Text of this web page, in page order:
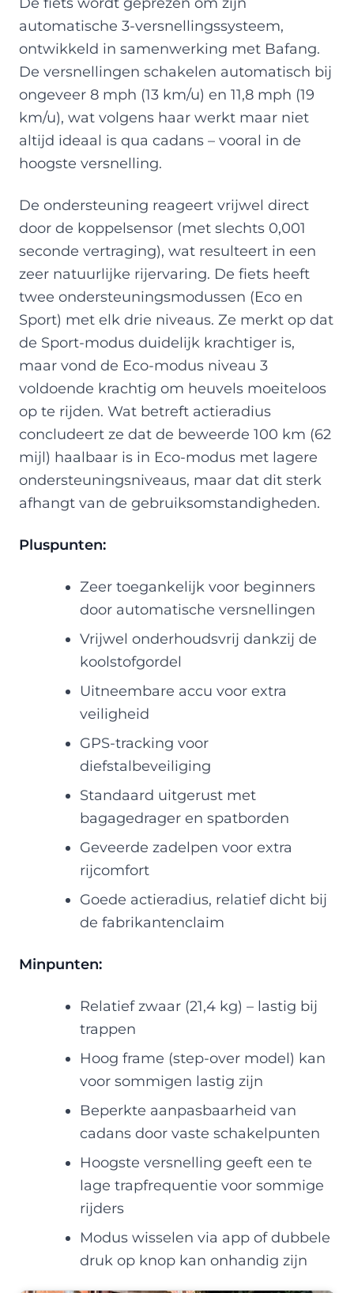
automatische 3-versnellingssysteem,
ontwikkeld in samenwerking met Bafang.
De versnellingen schakelen automatisch bij
ongeveer 8 mph (13 km/u) en 11,8 mph (19
km/u), wat volgens haar werkt maar niet
altijd ideaal is qua cadans – vooral in de
hoogste versnelling.
De ondersteuning reageert vrijwel direct
door de koppelsensor (met slechts 0,001
seconde vertraging), wat resulteert in een
zeer natuurlijke rijervaring. De fiets heeft
twee ondersteuningsmodussen (Eco en
Sport) met elk drie niveaus. Ze merkt op dat
de Sport-modus duidelijk krachtiger is,
maar vond de Eco-modus niveau 3
voldoende krachtig om heuvels moeiteloos
op te rijden. Wat betreft actieradius
concludeert ze dat de beweerde 100 km (62
mijl) haalbaar is in Eco-modus met lagere
ondersteuningsniveaus, maar dat dit sterk
afhangt van de gebruiksomstandigheden.
Pluspunten:
Zeer toegankelijk voor beginners
door automatische versnellingen
Vrijwel onderhoudsvrij dankzij de
koolstofgordel
Uitneembare accu voor extra
veiligheid
GPS-tracking voor
diefstalbeveiliging
Standaard uitgerust met
bagagedrager en spatborden
Geveerde zadelpen voor extra
rijcomfort
Goede actieradius, relatief dicht bij
de fabrikantenclaim
Minpunten:
Relatief zwaar (21,4 kg) – lastig bij
trappen
Hoog frame (step-over model) kan
voor sommigen lastig zijn
Beperkte aanpasbaarheid van
cadans door vaste schakelpunten
Hoogste versnelling geeft een te
lage trapfrequentie voor sommige
rijders
Modus wisselen via app of dubbele
druk op knop kan onhandig zijn